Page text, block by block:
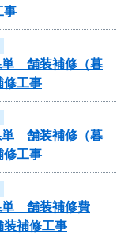
事
単 舗装補修（暮
修工事
単 舗装補修（暮
修工事
単 舗装補修費
補修工事